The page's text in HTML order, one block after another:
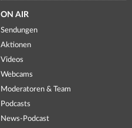
ON AIR
Sendungen
Aktionen
Videos
Webcams
Moderatoren & Team
Podcasts
News-Podcast